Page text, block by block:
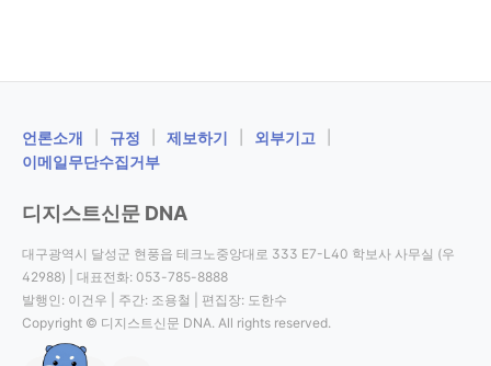
ㅤ언론소개 규정 제보하기 외부기고
이메일무단수집거부
디지스트신문 DNA
대구광역시 달성군 현풍읍 테크노중앙대로 333 E7-L40 학보사 사무실 (우
42988) | 대표전화: 053-785-8888
발행인: 이건우 | 주간: 조용철 | 편집장: 도한수
Copyright © 디지스트신문 DNA. All rights reserved.